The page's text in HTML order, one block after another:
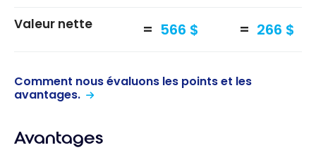
Valeur nette 566 $ 266 $
Comment nous évaluons les points et les
avantages.
Avantages